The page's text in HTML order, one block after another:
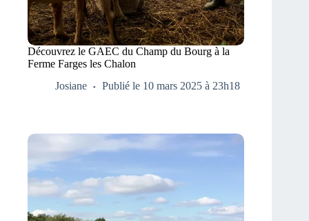
Découvrez le GAEC du Champ du Bourg à la
Ferme Farges les Chalon
Josiane
Publié le 10 mars 2025 à 23h18